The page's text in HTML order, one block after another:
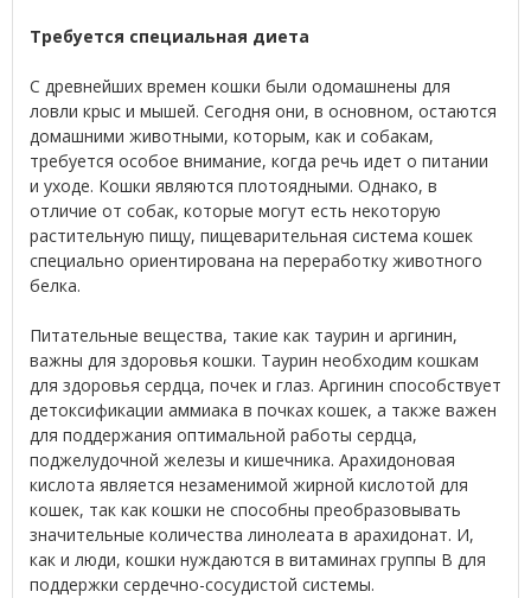
Требуется специальная диета
С древнейших времен кошки были одомашнены для
ловли крыс и мышей. Сегодня они, в основном, остаются
домашними животными, которым, как и собакам,
требуется особое внимание, когда речь идет о питании
и уходе. Кошки являются плотоядными. Однако, в
отличие от собак, которые могут есть некоторую
растительную пищу, пищеварительная система кошек
специально ориентирована на переработку животного
белка.
Питательные вещества, такие как таурин и аргинин,
важны для здоровья кошки. Таурин необходим кошкам
для здоровья сердца, почек и глаз. Аргинин способствует
детоксификации аммиака в почках кошек, а также важен
для поддержания оптимальной работы сердца,
поджелудочной железы и кишечника. Арахидоновая
кислота является незаменимой жирной кислотой для
кошек, так как кошки не способны преобразовывать
значительные количества линолеата в арахидонат. И,
как и люди, кошки нуждаются в витаминах группы В для
поддержки сердечно-сосудистой системы.